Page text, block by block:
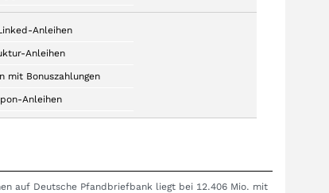
Anleihen
Anleihen
mit Bonuszahlungen
Anleihen
auf Deutsche Pfandbriefbank liegt bei 12.406 Mio. mit